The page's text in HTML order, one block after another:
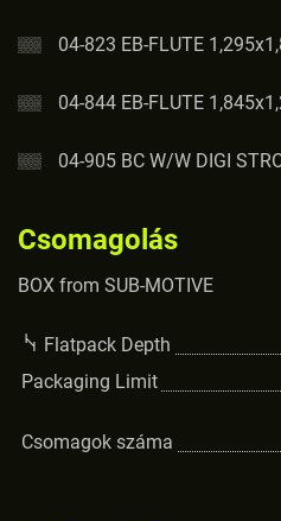
04-823 EB-FLUTE
04-844 EB-FLUTE
04-905 BC W/W DIGI
Csomagolás
BOX from SUB-MOTIVE
Flatpack Depth
Packaging Limit
Csomagok száma